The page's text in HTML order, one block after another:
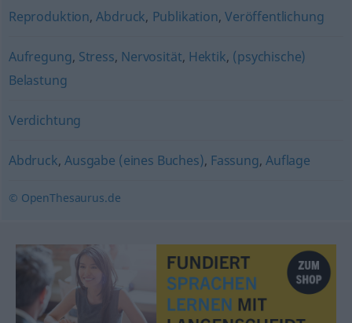
Reproduktion,Abdruck, Publikation,Veröffentlichung
Aufregung, Stress, Nervosität, Hektik, (psychische)
Belastung
Verdichtung
Abdruck,Ausgabe (eines Buches), Fassung,Auflage
© OpenThesaurus.de